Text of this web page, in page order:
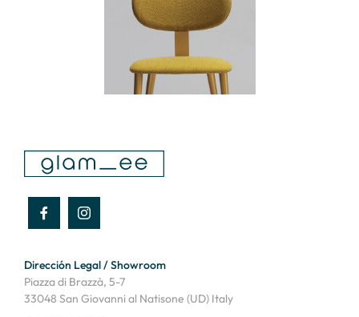
Dirección Legal / Showroom
Piazza di Brazzà, 5-7
33048 San Giovanni al Natisone (UD) Italy